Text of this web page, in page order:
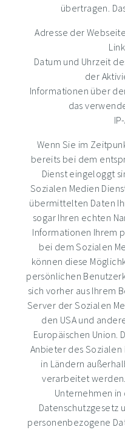
übertragen.
Adresse der
Datum und Uhrzeit
der
Informationen über
das
Wenn Sie im
bereits bei dem
Dienst eingeloggt
Sozialen Medien
übermittelten Daten
sogar Ihren echten
Informationen Ihrem
bei dem Sozialen
können diese
persönlichen
sich vorher aus Ihrem
Server der Sozialen
den USA und
Europäischen Union.
Anbieter des Sozialen
in Ländern
verarbeitet
Unternehmen
Datenschutzgesetz
personenbezogene